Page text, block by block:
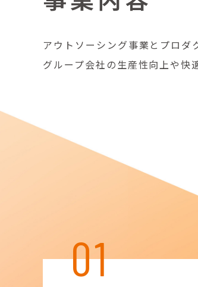
アウトソーシング事業とプロダ
グループ会社の生産性向上や快
01